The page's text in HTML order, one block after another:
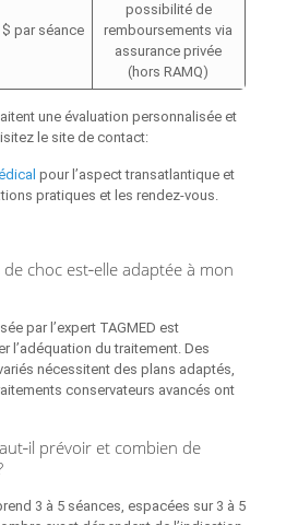
$ par séance
possibilité de
remboursements via
assurance privée
(hors RAMQ)
une évaluation personnalisée et
le site de contact:
pour l’aspect transatlantique et
pratiques et les rendez‑vous.
choc est‑elle adaptée à mon
par l’expert TAGMED est
l’adéquation du traitement. Des
nécessitent des plans adaptés,
conservateurs avancés ont
prévoir et combien de
3 à 5 séances, espacées sur 3 à 5